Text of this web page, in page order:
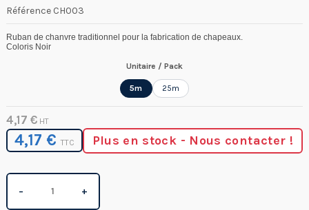
Référence CH003
Ruban de chanvre traditionnel pour la fabrication de chapeaux.
Coloris Noir
Unitaire / Pack
5m 25m
Plus en stock - Nous contacter !
4,17 € HT
4,17 €TTC
− +